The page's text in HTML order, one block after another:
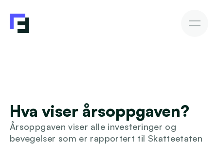
Finansiering
For investorer
Hva viser årsoppgaven?
Årsoppgaven viser alle investeringer og
bevegelser som er rapportert til Skatteetaten